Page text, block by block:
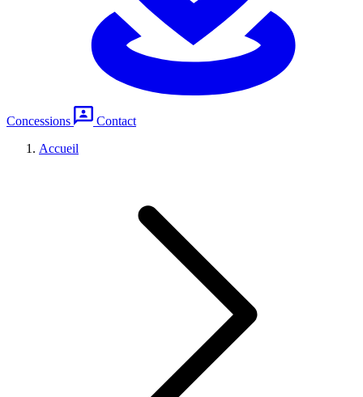
Concessions
Contact
Accueil